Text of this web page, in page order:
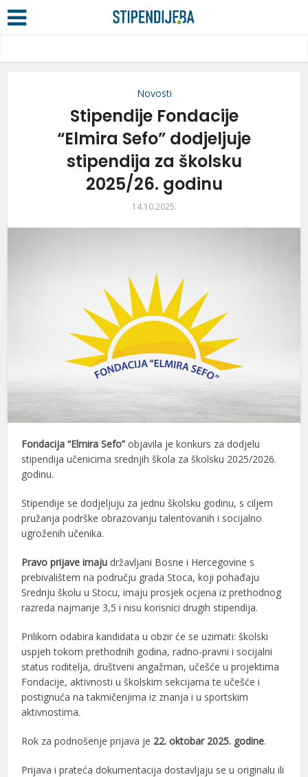
Novosti
Stipendije Fondacije
“Elmira Sefo” dodjeljuje
stipendija za školsku
2025/26. godinu
14.10.2025.
Fondacija “Elmira Sefo” objavila je konkurs za dodjelu
stipendija učenicima srednjih škola za školsku 2025/2026.
godinu.
Stipendije se dodjeljuju za jednu školsku godinu, s ciljem
pružanja podrške obrazovanju talentovanih i socijalno
ugroženih učenika.
Pravo prijave imaju državljani Bosne i Hercegovine s
prebivalištem na području grada Stoca, koji pohađaju
Srednju školu u Stocu, imaju prosjek ocjena iz prethodnog
razreda najmanje 3,5 i nisu korisnici drugih stipendija.
Prilikom odabira kandidata u obzir će se uzimati: školski
uspjeh tokom prethodnih godina, radno-pravni i socijalni
status roditelja, društveni angažman, učešće u projektima
Fondacije, aktivnosti u školskim sekcijama te učešće i
postignuća na takmičenjima iz znanja i u sportskim
aktivnostima.
Rok za podnošenje prijava je 22. oktobar 2025. godine.
Prijava i prateća dokumentacija dostavljaju se u originalu ili